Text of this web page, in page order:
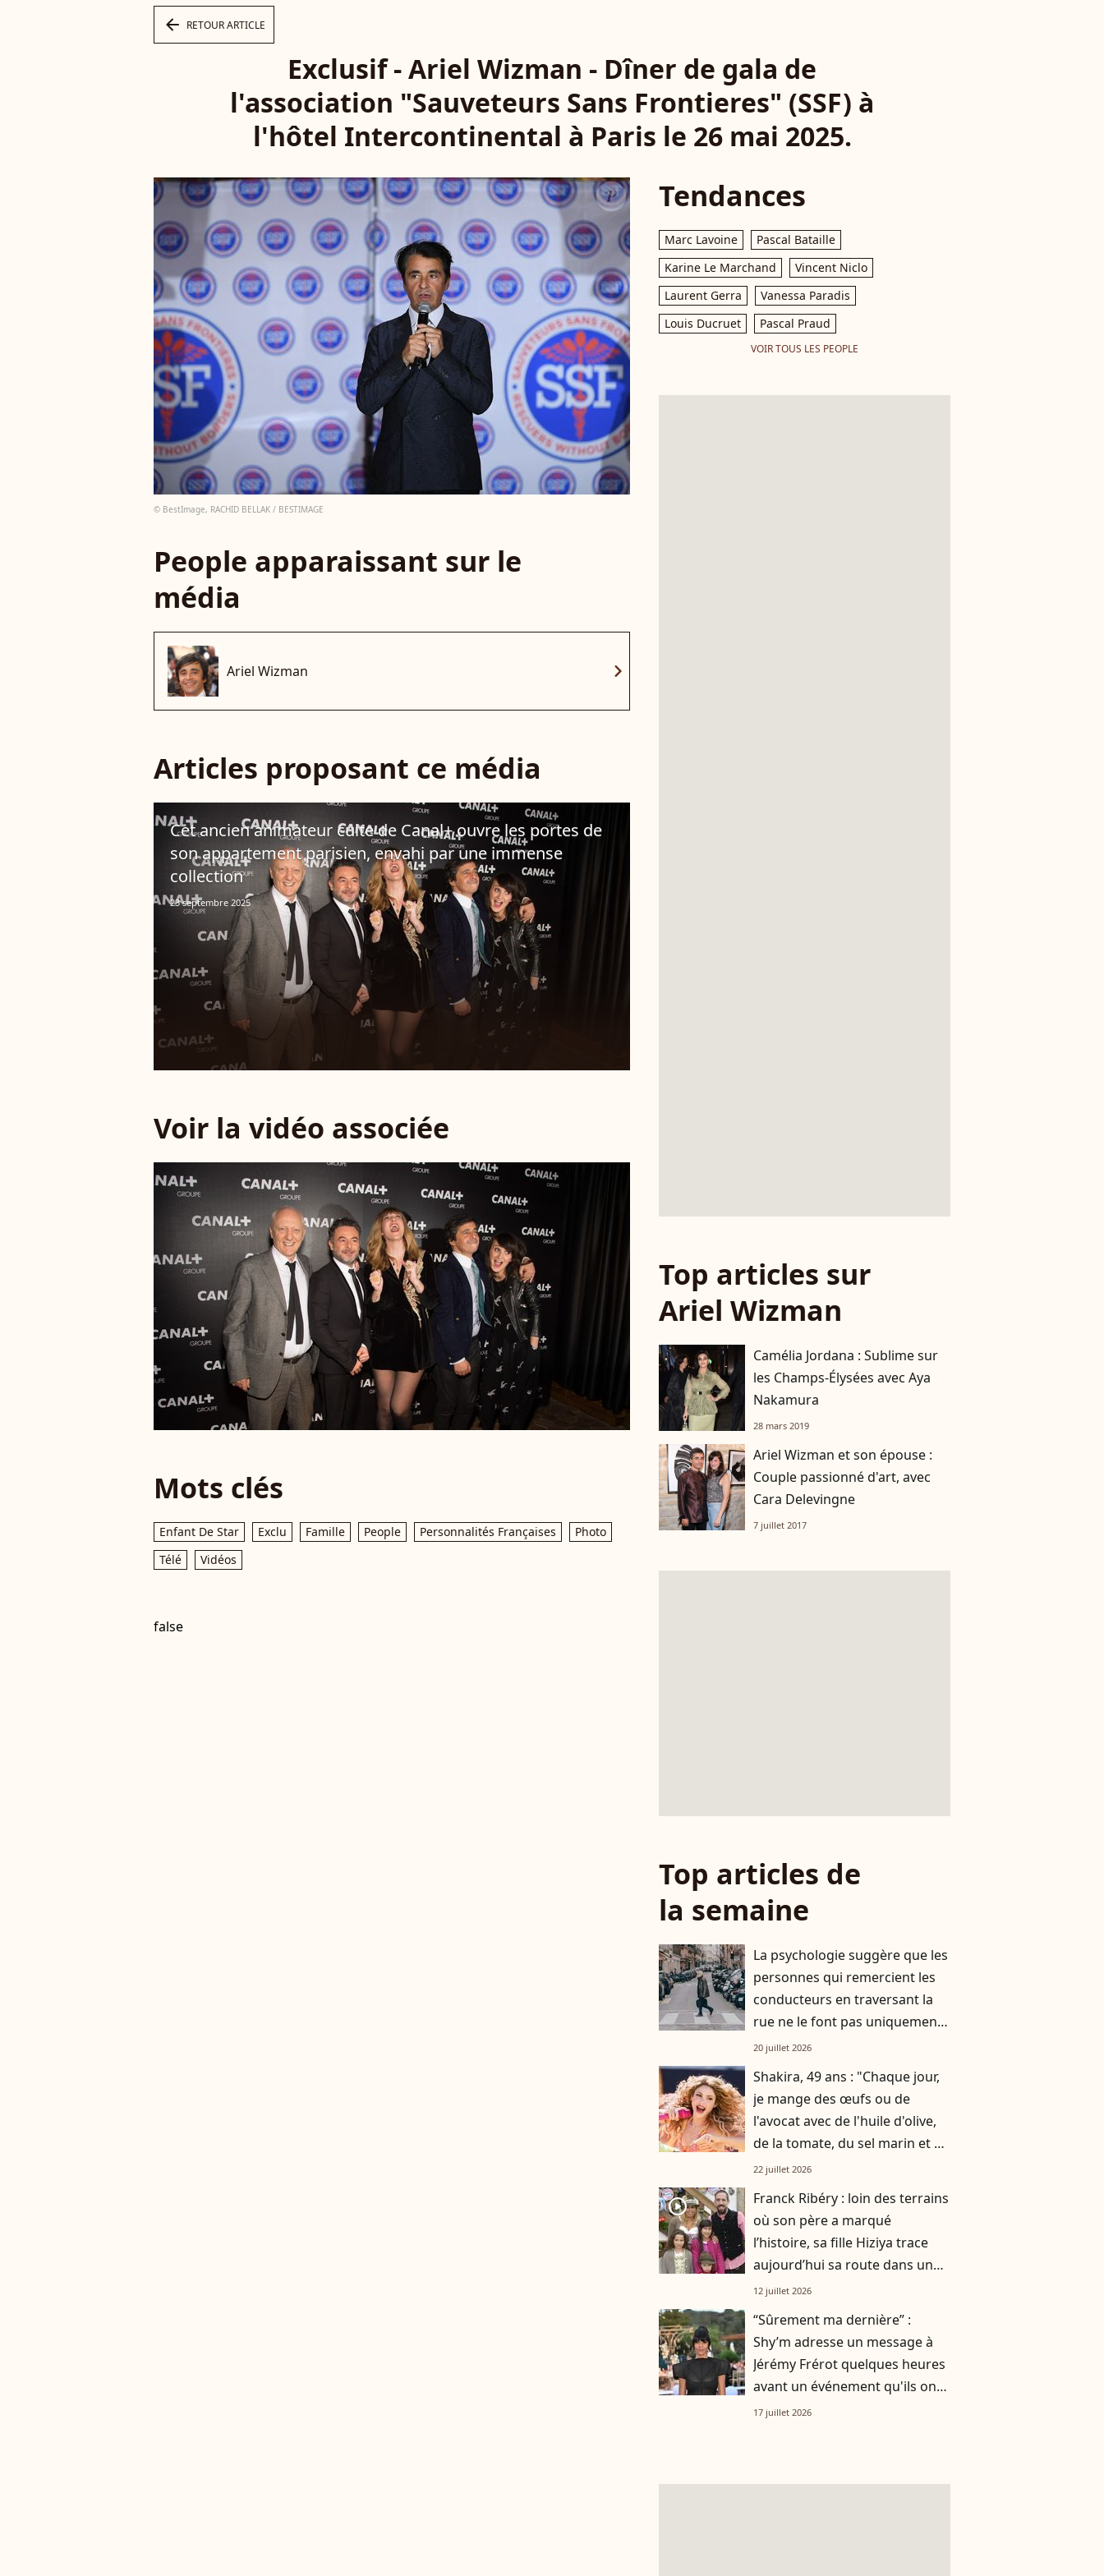
arrow_left RETOUR ARTICLE
Exclusif - Ariel Wizman - Dîner de gala de
l'association "Sauveteurs Sans Frontieres" (SSF) à
l'hôtel Intercontinental à Paris le 26 mai 2025.
© BestImage, RACHID BELLAK / BESTIMAGE
People apparaissant sur le
média
Ariel Wizman chevron_right
Articles proposant ce média
Cet ancien animateur culte de Canal+ ouvre les portes de
son appartement parisien, envahi par une immense
collection
23 septembre 2025
Voir la vidéo associée
Mots clés
Enfant De Star Exclu Famille People Personnalités Françaises
Photo
Télé
Vidéos
false
Tendances
Marc Lavoine
Pascal Bataille
Karine Le Marchand
Vincent Niclo
Laurent Gerra
Vanessa Paradis
Louis Ducruet
Pascal Praud
VOIR TOUS LES PEOPLE
Top articles sur
Ariel Wizman
Camélia Jordana : Sublime sur
les Champs-Élysées avec Aya
Nakamura
28 mars 2019
Ariel Wizman et son épouse :
Couple passionné d'art, avec
Cara Delevingne
7 juillet 2017
Top articles de
la semaine
La psychologie suggère que les
personnes qui remercient les
conducteurs en traversant la
rue ne le font pas uniquement
par gratitude
20 juillet 2026
Shakira, 49 ans : "Chaque jour,
je mange des œufs ou de
l'avocat avec de l'huile d'olive,
de la tomate, du sel marin et un
smoothie"
22 juillet 2026
player2
Franck Ribéry : loin des terrains
où son père a marqué
l’histoire, sa fille Hiziya trace
aujourd’hui sa route dans un
tout autre univers
12 juillet 2026
“Sûrement ma dernière” :
Shy’m adresse un message à
Jérémy Frérot quelques heures
avant un événement qu'ils ont
vécu ensemble
17 juillet 2026